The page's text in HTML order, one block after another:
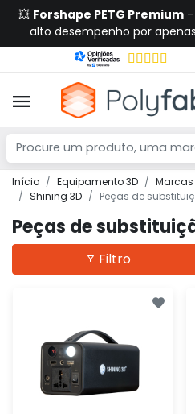
💥 Forshape PETG Premium -
alto desempenho por apenas
Início Equipamento 3D
Marcas
Shining 3D
Peças de
Peças de
Filtro